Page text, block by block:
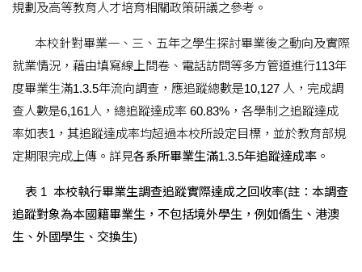
規劃及高等教育人才培育相關政策研議之參考。
本校針對畢業一、三、五年之學生探討畢業後之動向及實際
就業情況，藉由填寫線上問卷、電話訪問等多方管道進行113年
度畢業生滿1.3.5年流向調查，應追蹤總數是10,127 人，完成調
查人數是6,161人，總追蹤達成率 60.83%，各學制之追蹤達成
率如表1，其追蹤達成率均超過本校所設定目標，並於教育部規
定期限完成上傳。詳見各系所畢業生滿1.3.5年追蹤達成率 。
表 1 本校執行畢業生調查追蹤實際達成之回收率(註：本調查
追蹤對象為本國籍畢業生，不包括境外學生，例如僑生、港澳
生、外國學生、交換生)